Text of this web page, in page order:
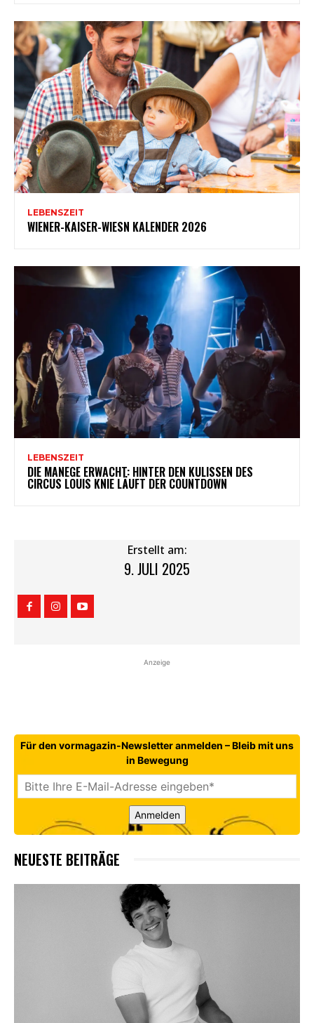
LEBENSZEIT
WIENER-KAISER-WIESN KALENDER 2026
LEBENSZEIT
DIE MANEGE ERWACHT: HINTER DEN KULISSEN DES
CIRCUS LOUIS KNIE LÄUFT DER COUNTDOWN
Erstellt am:
9. JULI 2025
Anzeige
Für den vormagazin-Newsletter anmelden – Bleib mit uns
in Bewegung
Anmelden
NEUESTE BEITRÄGE